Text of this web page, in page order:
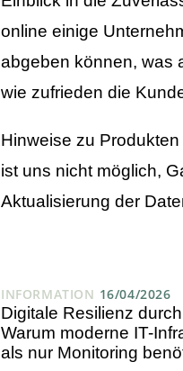
online einige
abgeben können, was
wie zufrieden die
Hinweise zu
ist uns nicht möglich,
Aktualisierung der
INFORMATION 16/04/2026
Digitale Resilienz
Warum moderne IT-
als nur Monitoring